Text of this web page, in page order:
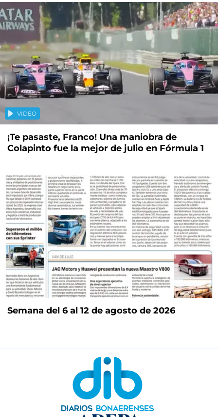
VIDEO
¡Te pasaste, Franco! Una maniobra de
Colapinto fue la mejor de julio en Fórmula 1
Semana del 6 al 12 de agosto de 2026